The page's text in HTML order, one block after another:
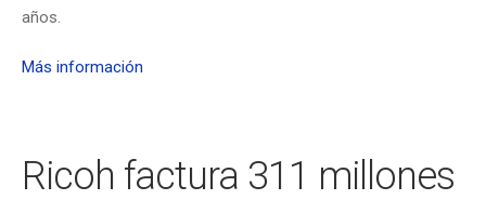
años.
Más información
Ricoh factura 311 millones